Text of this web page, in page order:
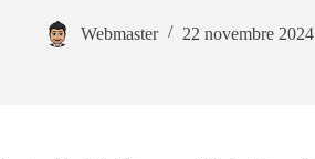
Webmaster 22 novembre 2024